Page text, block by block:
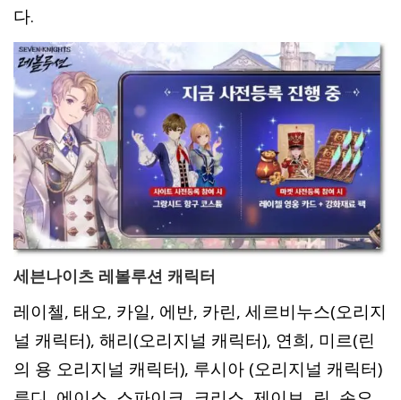
다.
세븐나이츠 레볼루션 캐릭터
레이첼, 태오, 카일, 에반, 카린, 세르비누스(오리지
널 캐릭터), 해리(오리지널 캐릭터), 연희, 미르(린
의 용 오리지널 캐릭터), 루시아 (오리지널 캐릭터)